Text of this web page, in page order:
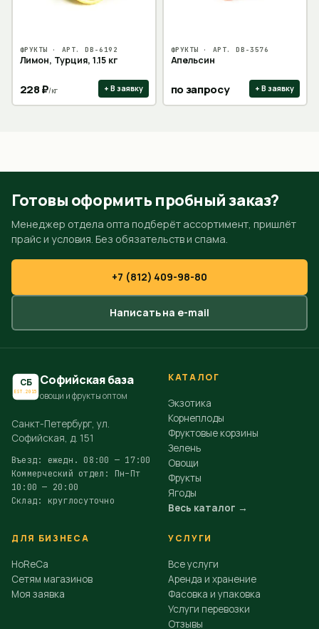
ФРУКТЫ · АРТ.DB-6192
Лимон, Турция, 1.15 кг
228₽/кг + В заявку
ФРУКТЫ · АРТ.DB-3576
Апельсин
по запросу + В заявку
Готовы оформить пробный заказ?
Менеджер отдела опта подберёт ассортимент, пришлёт
прайс и условия. Без обязательств и спама.
+7 (812) 409-98-80
Написать на e-mail
СБ
EST.2015
Софийская база
овощи и фрукты оптом
Санкт-Петербург, ул.
Софийская, д. 151
Въезд: ежедн. 08:00 — 17:00
Коммерческий отдел: Пн–Пт
10:00 — 20:00
Склад: круглосуточно
КАТАЛОГ
Экзотика
Корнеплоды
Фруктовые корзины
Зелень
Овощи
Фрукты
Ягоды
Весь каталог →
ДЛЯ БИЗНЕСА
HoReCa
Сетям магазинов
Моя заявка
УСЛУГИ
Все услуги
Аренда и хранение
Фасовка и упаковка
Услуги перевозки
Отзывы